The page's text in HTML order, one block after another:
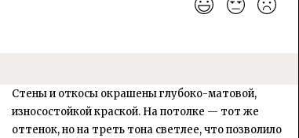
Стены и откосы окрашены глубоко-матовой,
износостойкой краской. На потолке — тот же
оттенок, но на треть тона светлее, что позволило